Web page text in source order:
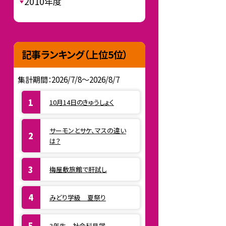
記事ランキング（上位5位）
集計期間：2026/7/8～2026/8/7
10月14日のきゅうしょく
サーモンとサケ、マスの違い
は？
梅屋敷旅館で肝試し
みどり学級 夏祭り